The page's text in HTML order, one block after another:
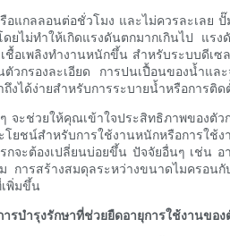
อแกลลอนต่อชั่วโมง และไม่ควรละเลย
ดยไม่ทำให้เกิดแรงดันตกมากเกินไป แ
เชื้อเพลิงทำงานหนักขึ้น สำหรับระบบดี
ตัวกรองละเอียด การปนเปื้อนของน้ำ
ได้ง่ายสำหรับการระบายน้ำหรือการติด
จะช่วยให้คุณเข้าใจประสิทธิภาพของตั
ยชน์สำหรับการใช้งานหนักหรือการใ
กจะต้องเปลี่ยนบ่อยขึ้น ปัจจัยอื่นๆ เช่น
การสร้างสมดุลระหว่างขนาดไมครอ
พิ่มขึ้น
บำรุงรักษาที่ช่วยยืดอายุการใช้งานของ